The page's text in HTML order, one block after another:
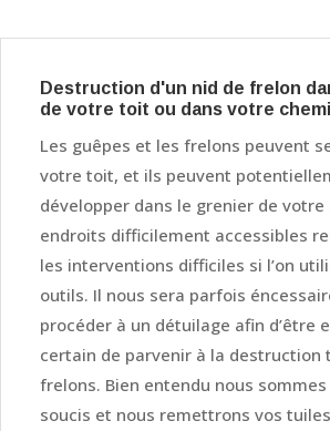
Destruction d'un nid de frelon
de votre toit ou dans votre
Les guêpes et les frelons peuvent
votre toit, et ils peuvent
développer dans le grenier de votre
endroits difficilement accessibles
les interventions difficiles si l’on
outils. Il nous sera parfois
procéder à un détuilage afin d’être
certain de parvenir à la destruction
frelons. Bien entendu nous
soucis et nous remettrons vos